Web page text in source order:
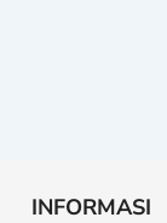
INFORMASI